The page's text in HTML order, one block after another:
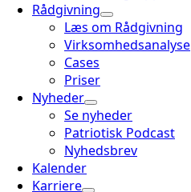
Rådgivning
Læs om Rådgivning
Virksomhedsanalyse
Cases
Priser
Nyheder
Se nyheder
Patriotisk Podcast
Nyhedsbrev
Kalender
Karriere